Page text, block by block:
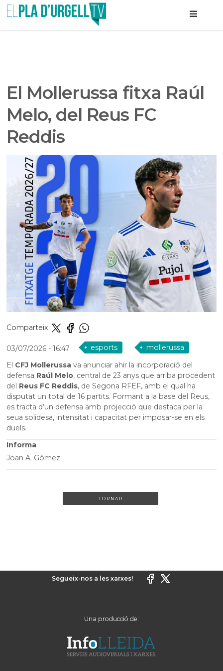
El Mollerussa fitxa Raúl
Melo, del Reus FC
Reddis
Comparteix
03/07/2026- 16:47 esports
mollerussa
El CFJ Mollerussa va anunciar ahir la incorporació del
defensa Raúl Melo, central de 23 anys que arriba procedent
del Reus FC Reddis, de Segona RFEF, amb el qual ha
disputat un total de 16 partits. Formant a la base del Reus,
es tracta d’un defensa amb projecció que destaca per la
seua solidesa, intensitat i capacitat per imposar-se en els
duels.
Informa
Joan A. Gómez
TORNAR
Segueix-nos a les xarxes!
Una producció de: